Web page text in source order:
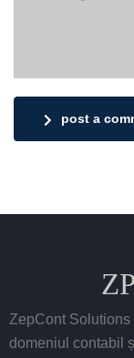
post a
ZepCont
domeniul contabil